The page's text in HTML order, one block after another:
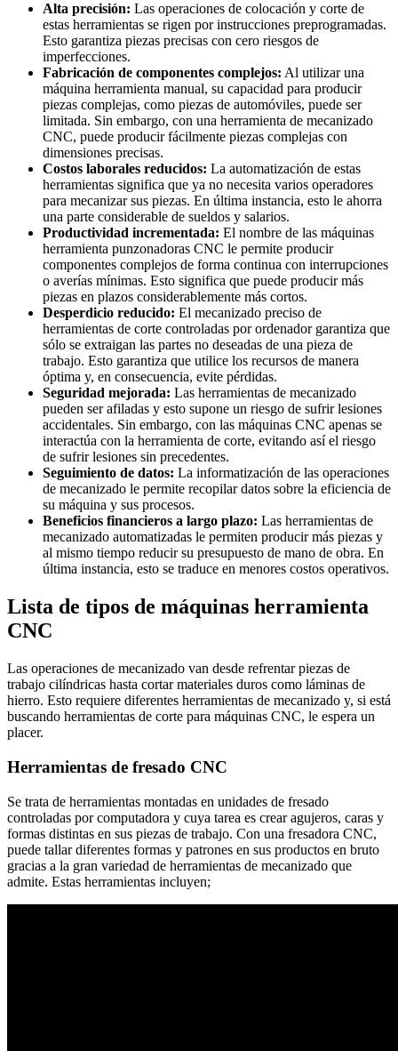
Alta precisión: Las operaciones de colocación y corte de
estas herramientas se rigen por instrucciones preprogramadas.
Esto garantiza piezas precisas con cero riesgos de
imperfecciones.
Fabricación de componentes complejos: Al utilizar una
máquina herramienta manual, su capacidad para producir
piezas complejas, como piezas de automóviles, puede ser
limitada. Sin embargo, con una herramienta de mecanizado
CNC, puede producir fácilmente piezas complejas con
dimensiones precisas.
Costos laborales reducidos: La automatización de estas
herramientas significa que ya no necesita varios operadores
para mecanizar sus piezas. En última instancia, esto le ahorra
una parte considerable de sueldos y salarios.
Productividad incrementada: El nombre de las máquinas
herramienta punzonadoras CNC le permite producir
componentes complejos de forma continua con interrupciones
o averías mínimas. Esto significa que puede producir más
piezas en plazos considerablemente más cortos.
Desperdicio reducido: El mecanizado preciso de
herramientas de corte controladas por ordenador garantiza que
sólo se extraigan las partes no deseadas de una pieza de
trabajo. Esto garantiza que utilice los recursos de manera
óptima y, en consecuencia, evite pérdidas.
Seguridad mejorada: Las herramientas de mecanizado
pueden ser afiladas y esto supone un riesgo de sufrir lesiones
accidentales. Sin embargo, con las máquinas CNC apenas se
interactúa con la herramienta de corte, evitando así el riesgo
de sufrir lesiones sin precedentes.
Seguimiento de datos: La informatización de las operaciones
de mecanizado le permite recopilar datos sobre la eficiencia de
su máquina y sus procesos.
Beneficios financieros a largo plazo: Las herramientas de
mecanizado automatizadas le permiten producir más piezas y
al mismo tiempo reducir su presupuesto de mano de obra. En
última instancia, esto se traduce en menores costos operativos.
Lista de tipos de máquinas herramienta
CNC
Las operaciones de mecanizado van desde refrentar piezas de
trabajo cilíndricas hasta cortar materiales duros como láminas de
hierro. Esto requiere diferentes herramientas de mecanizado y, si está
buscando herramientas de corte para máquinas CNC, le espera un
placer.
Herramientas de fresado CNC
Se trata de herramientas montadas en unidades de fresado
controladas por computadora y cuya tarea es crear agujeros, caras y
formas distintas en sus piezas de trabajo. Con una fresadora CNC,
puede tallar diferentes formas y patrones en sus productos en bruto
gracias a la gran variedad de herramientas de mecanizado que
admite. Estas herramientas incluyen;